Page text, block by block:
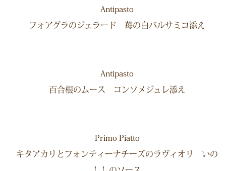
Antipasto
フォアグラのジェラード 苺の白バルサミコ添え
Antipasto
百合根のムース コンソメジュレ添え
Primo Piatto
キタアカリとフォンティーナチーズのラヴィオリ いの